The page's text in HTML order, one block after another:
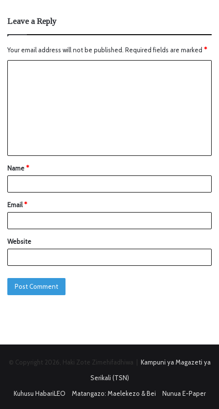
Leave a Reply
Your email address will not be published. Required fields are marked *
Name*
Email*
Website
© Copyright 2026, Haki Zote Zimehifadhiwa | Kampuni ya Magazeti ya
Serikali (TSN)
Kuhusu HabariLEO
Matangazo: Maelekezo & Bei Nunua E-Paper